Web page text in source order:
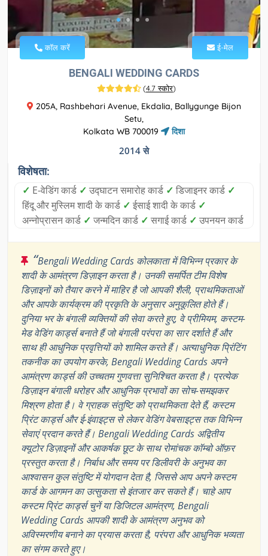
कॉल करें ई-मेल
BENGALI WEDDING CARDS
(4.7 स्कोर)
205A, Rashbehari Avenue, Ekdalia, Ballygunge Bijon
Setu,
Kolkata WB 700019
दिशा
2014 से
विशेषता:
✓ E-वेडिंग कार्ड ✓ उद्घाटन समारोह कार्ड ✓ डिजाइनर कार्ड ✓
हिंदू और मुस्लिम शादी के कार्ड ✓ ईसाई शादी के कार्ड ✓
अन्नोप्रासन कार्ड ✓ जन्मदिन कार्ड ✓ सगाई कार्ड ✓ उपनयन कार्ड
“Bengali Wedding Cards कोलकाता में विभिन्न प्रकार के
शादी के आमंत्रण डिज़ाइन करता है। उनकी समर्पित टीम विशेष
डिज़ाइनों को तैयार करने में माहिर है जो आपकी शैली, प्राथमिकताओं
और आपके कार्यक्रम की प्रकृति के अनुसार अनुकूलित होते हैं।
दुनिया भर के बंगाली व्यक्तियों की सेवा करते हुए, वे प्रीमियम, कस्टम-
मेड वेडिंग कार्ड्स बनाते हैं जो बंगाली परंपरा का सार दर्शाते हैं और
साथ ही आधुनिक प्रवृत्तियों को शामिल करते हैं। अत्याधुनिक प्रिंटिंग
तकनीक का उपयोग करके, Bengali Wedding Cards अपने
आमंत्रण कार्ड्स की उच्चतम गुणवत्ता सुनिश्चित करता है। प्रत्येक
डिज़ाइन बंगाली धरोहर और आधुनिक प्रभावों का सोच-समझकर
मिश्रण होता है। वे ग्राहक संतुष्टि को प्राथमिकता देते हैं, कस्टम
प्रिंट कार्ड्स और ई-इंवाइट्स से लेकर वेडिंग वेबसाइट्स तक विभिन्न
सेवाएं प्रदान करते हैं। Bengali Wedding Cards अद्वितीय
क्यूटोर डिज़ाइनों और आकर्षक छूट के साथ रोमांचक कॉम्बो ऑफ़र
प्रस्तुत करता है। निर्बाध और समय पर डिलीवरी के अनुभव का
आश्वासन कुल संतुष्टि में योगदान देता है, जिससे आप अपने कस्टम
कार्ड के आगमन का उत्सुकता से इंतजार कर सकते हैं। चाहे आप
कस्टम प्रिंट कार्ड्स चुनें या डिजिटल आमंत्रण, Bengali
Wedding Cards आपकी शादी के आमंत्रण अनुभव को
अविस्मरणीय बनाने का प्रयास करता है, परंपरा और आधुनिक भव्यता
का संगम करते हुए।